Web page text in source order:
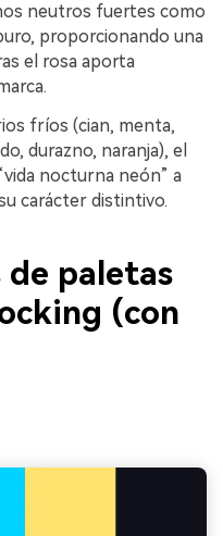
neutros fuertes como
proporcionando una
el rosa aporta
fríos (cian, menta,
durazno, naranja), el
nocturna neón” a
carácter distintivo.
de paletas
(con